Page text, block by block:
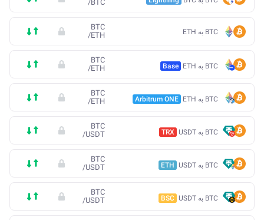
/BTC
BTC به ETH
BTC
/ETH
BTC به ETH Base
BTC
/ETH
BTC به ETH Arbitrum ONE
BTC
/ETH
BTC به USDT TRX
BTC
/USDT
BTC به USDT ETH
BTC
/USDT
BTC به USDT BSC
BTC
/USDT